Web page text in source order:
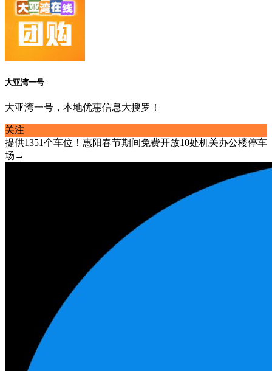
大亚湾一号
大亚湾一号，本地优惠信息大搜罗！
关注
提供1351个车位！惠阳春节期间免费开放10处机关办公楼停车
场→